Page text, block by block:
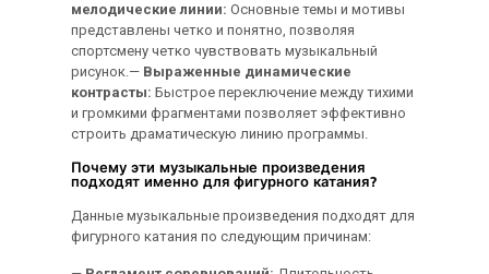
мелодические линии: Основные темы и мотивы
представлены четко и понятно, позволяя
спортсмену четко чувствовать музыкальный
рисунок.— Выраженные динамические
контрасты: Быстрое переключение между тихими
и громкими фрагментами позволяет эффективно
строить драматическую линию программы.
Почему эти музыкальные произведения
подходят именно для фигурного катания?
Данные музыкальные произведения подходят для
фигурного катания по следующим причинам: